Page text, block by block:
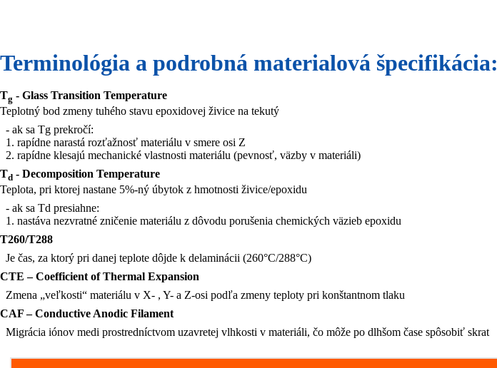
Terminológia a podrobná materialová špecifikácia:
Tg - Glass Transition Temperature
Teplotný bod zmeny tuhého stavu epoxidovej živice na tekutý
- ak sa Tg prekročí:
1. rapídne narastá rozťažnosť materiálu v smere osi Z
2. rapídne klesajú mechanické vlastnosti materiálu (pevnosť, väzby v materiáli)
Td - Decomposition Temperature
Teplota, pri ktorej nastane 5%-ný úbytok z hmotnosti živice/epoxidu
- ak sa Td presiahne:
1. nastáva nezvratné zničenie materiálu z dôvodu porušenia chemických väzieb epoxidu
T260/T288
Je čas, za ktorý pri danej teplote dôjde k delaminácii (260°C/288°C)
CTE – Coefficient of Thermal Expansion
Zmena „veľkosti“ materiálu v X- , Y- a Z-osi podľa zmeny teploty pri konštantnom tlaku
CAF – Conductive Anodic Filament
Migrácia iónov medi prostredníctvom uzavretej vlhkosti v materiáli, čo môže po dlhšom čase spôsobiť skrat